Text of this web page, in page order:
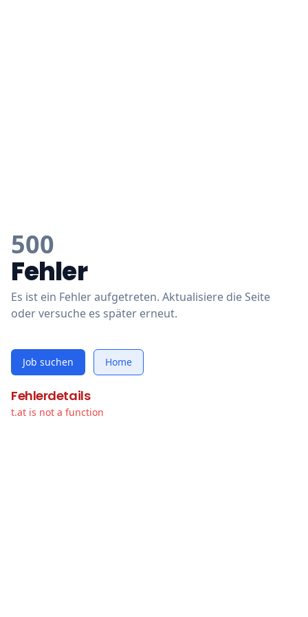
500
Fehler
Es ist ein Fehler aufgetreten. Aktualisiere die Seite
oder versuche es später erneut.
Job suchen Home
Fehlerdetails
t.at is not a function